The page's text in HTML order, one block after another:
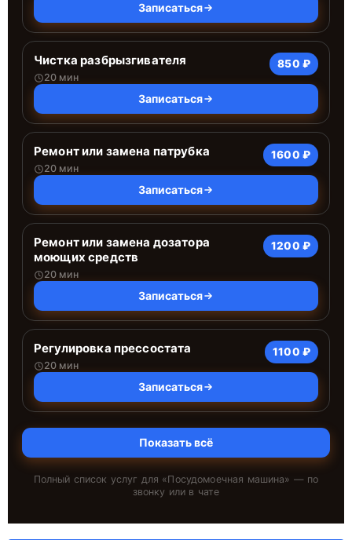
Записаться
Чистка разбрызгивателя
20 мин
850 ₽
Записаться
Ремонт или замена патрубка
20 мин
1600 ₽
Записаться
Ремонт или замена дозатора
моющих средств
20 мин
1200 ₽
Записаться
Регулировка прессостата
20 мин
1100 ₽
Записаться
Показать всё
Полный список услуг для «Посудомоечная машина» — по
звонку или в чате